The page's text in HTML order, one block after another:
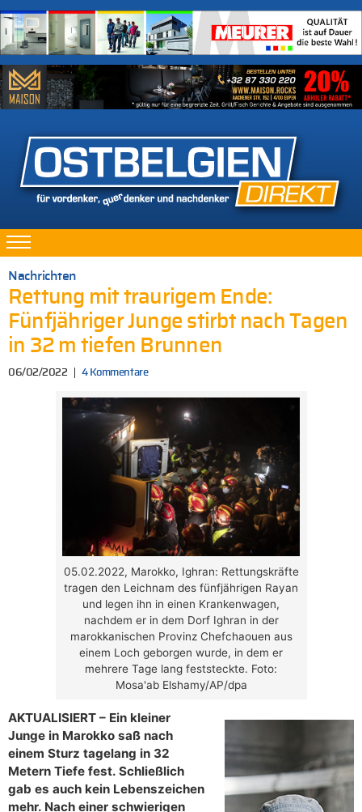
Nachrichten
Rettung mit traurigem Ende:
Fünfjähriger Junge stirbt nach Tagen
in 32 m tiefen Brunnen
06/02/2022 4 Kommentare
05.02.2022, Marokko, Ighran: Rettungskräfte
tragen den Leichnam des fünfjährigen Rayan
und legen ihn in einen Krankenwagen,
nachdem er in dem Dorf Ighran in der
marokkanischen Provinz Chefchaouen aus
einem Loch geborgen wurde, in dem er
mehrere Tage lang feststeckte. Foto:
Mosa'ab Elshamy/AP/dpa
AKTUALISIERT – Ein kleiner
Junge in Marokko saß nach
einem Sturz tagelang in 32
Metern Tiefe fest. Schließlich
gab es auch kein Lebenszeichen
mehr. Nach einer schwierigen